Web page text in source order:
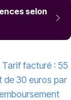
selon
Tarif facturé : 55
de 30 euros par